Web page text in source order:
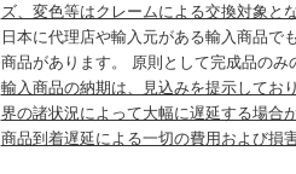
ズ、変色等はクレームによる交換対象と
日本に代理店や輸入元がある輸入商品で
商品があります。 原則として完成品のみ
輸入商品の納期は、見込みを提示してお
界の諸状況によって大幅に遅延する場合
商品到着遅延による一切の費用および損